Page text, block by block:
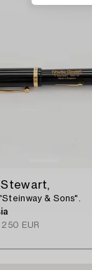
Stewart,
& Sons".
250 EUR